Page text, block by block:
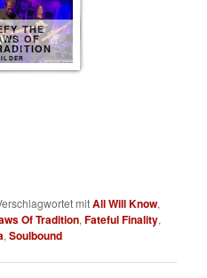
THE
OF
mitAll Will Know,
Of Tradition,Fateful Finality,
,Soulbound